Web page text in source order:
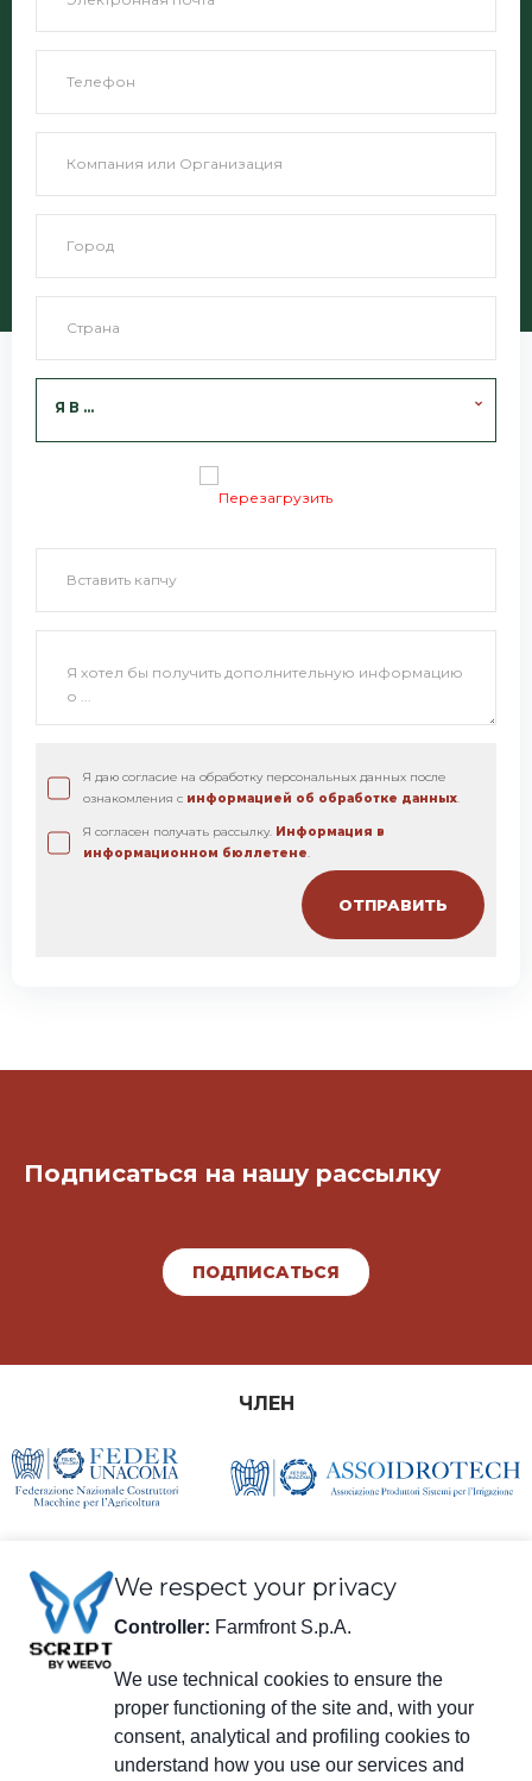
Я В ...
Перезагрузить
Я даю согласие на обработку персональных данных после
ознакомления с информацией об обработке данных
Я согласен получать рассылку. Информация в
информационном бюллетене
Подписаться на нашу рассылку
ПОДПИСАТЬСЯ
ЧЛЕН
Юридическая информация
Завод и юридический адрес: Via S. Eusebio 7, 41014 Castelvetro di
Modena (MO) - IT
We respect your privacy
Controller: Farmfront S.p.A.
We use technical cookies to ensure the
proper functioning of the site and, with your
consent, analytical and profiling cookies to
understand how you use our services and